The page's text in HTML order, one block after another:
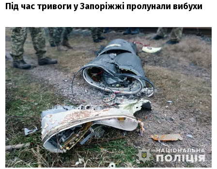
Під час тривоги у Запоріжжі пролунали вибухи